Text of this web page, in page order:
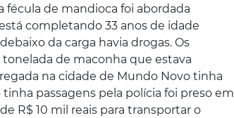
de mandioca foi abordada
completando 33 anos de idade
da carga havia drogas. Os
de maconha que estava
na cidade de Mundo Novo tinha
passagens pela polícia foi preso em
R$ 10 mil reais para transportar o